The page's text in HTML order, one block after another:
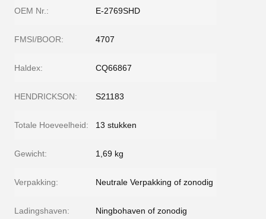
OEM Nr.: E-2769SHD
FMSI/BOOR: 4707
Haldex: CQ66867
HENDRICKSON: S21183
Totale Hoeveelheid: 13 stukken
Gewicht: 1,69 kg
Verpakking: Neutrale Verpakking of zonodig
Ladingshaven: Ningbohaven of zonodig